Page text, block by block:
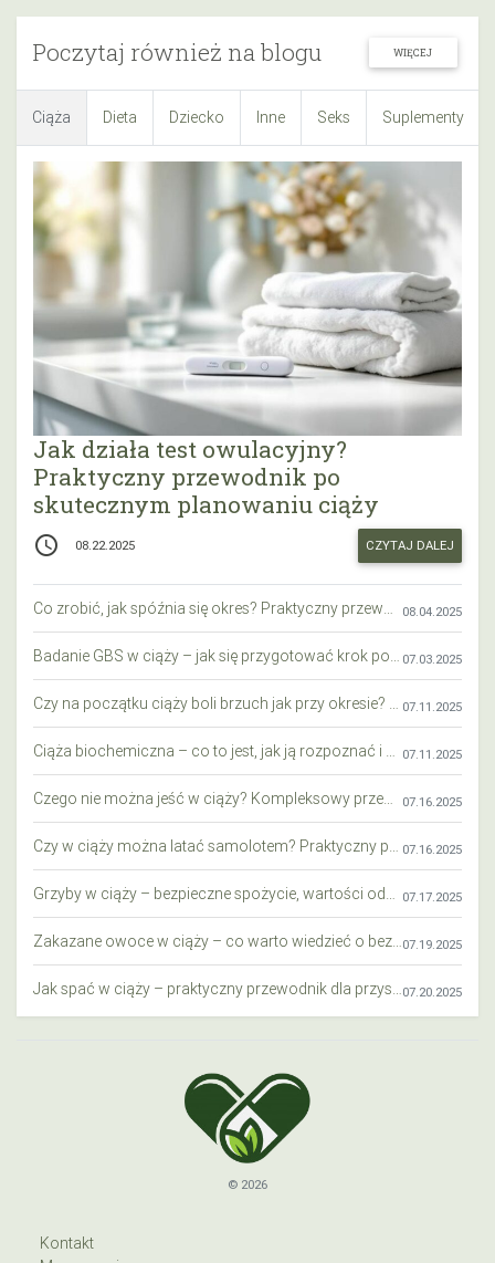
Poczytaj również na blogu WIĘCEJ
Ciąża Dieta Dziecko Inne Seks Suplementy
Jak działa test owulacyjny?
Praktyczny przewodnik po
skutecznym planowaniu ciąży
access_time 08.22.2025 CZYTAJ DALEJ
08.04.2025
07.03.2025
07.11.2025
07.11.2025
07.16.2025
07.16.2025
07.17.2025
07.19.2025
07.20.2025
© 2026
Kontakt